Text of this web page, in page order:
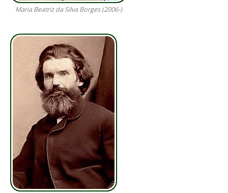
Maria Beatriz da Silva Borges (2006-)